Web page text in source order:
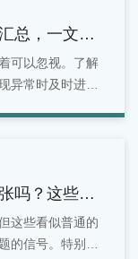
总，一文看
可以忽视。了解
异常时及时进行
吗？这些症
这些看似普通的
的信号。特别是